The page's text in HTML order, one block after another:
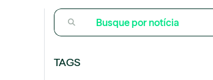
TAGS